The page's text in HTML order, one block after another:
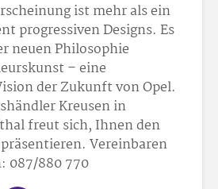
ist mehr als ein
progressiven Designs. Es
neuen Philosophie
– eine
der Zukunft von Opel.
Kreusen in
freut sich, Ihnen den
Vereinbaren
087/880 770